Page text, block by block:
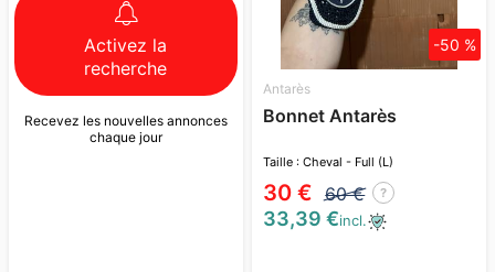
Activez la
recherche
Recevez les nouvelles annonces
chaque jour
Antarès
Bonnet Antarès
Taille : Cheval - Full (L)
30 € 60 € ?
-50 %
33,39 €incl.